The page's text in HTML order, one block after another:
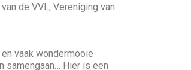
de VVL, Vereniging van
vaak wondermooie
samengaan… Hier is een